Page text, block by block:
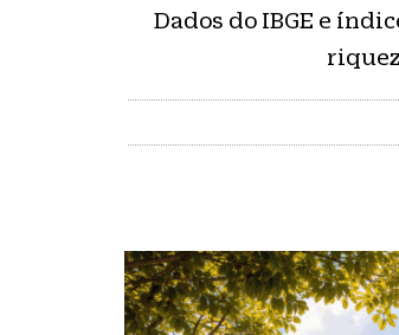
Dados do IBGE e